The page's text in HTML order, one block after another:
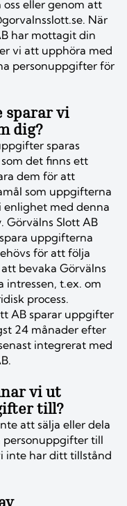
eller genom att
. När
har mottagit din
vi att upphöra med
personuppgifter för
sparar vi
dig?
sparas
det finns ett
dem för att
som uppgifterna
enlighet med denna
Görvälns Slott AB
uppgifterna
för att följa
bevaka Görvälns
intressen, t.ex. om
process.
AB sparar uppgifter
24 månader efter
integrerat med
vi ut
till?
att sälja eller dela
personuppgifter till
inte har ditt tillstånd